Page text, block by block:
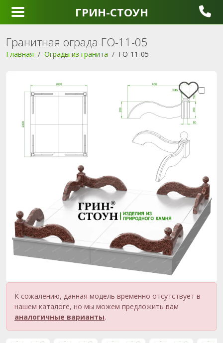
ГРИН-СТОУН
Гранитная ограда ГО-11-05
Главная Ограды из гранита ГО-11-05
К сожалению, данная модель временно отсутствует в
нашем каталоге, но мы можем предложить вам
аналогичные варианты.